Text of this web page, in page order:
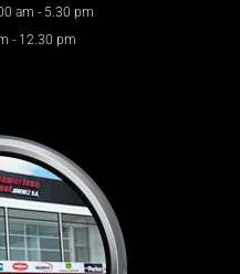
am - 5.30 pm
- 12.30 pm